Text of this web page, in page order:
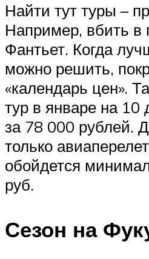
Найти тут туры –
Например, вбить в
Фантьет. Когда
можно решить,
«календарь цен».
тур в январе на
за 78 000 рублей.
только
обойдется
руб.
Сезон на